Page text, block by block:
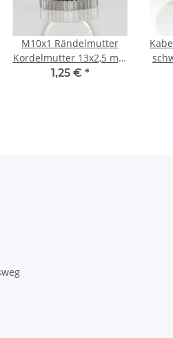
M10x1 Rändelmutter
Kordelmutter 13x2,5 mm
verchromt
1,25 € *